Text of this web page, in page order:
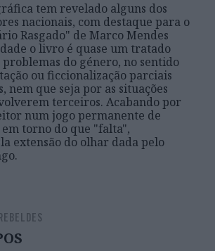
tem revelado alguns dos
nacionais, com destaque para o
Rasgado" de Marco Mendes
o livro é quase um tratado
do género, no sentido
ou ficcionalização parciais
nem que seja por as situações
terceiros. Acabando por
num jogo permanente de
torno do que "falta",
extensão do olhar dada pelo